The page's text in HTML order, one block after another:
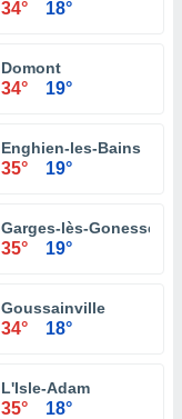
34° 18°
Domont
34° 19°
Enghien-les-Bains
35° 19°
Garges-lès-Gonesse
35° 19°
Goussainville
34° 18°
L'Isle-Adam
35° 18°